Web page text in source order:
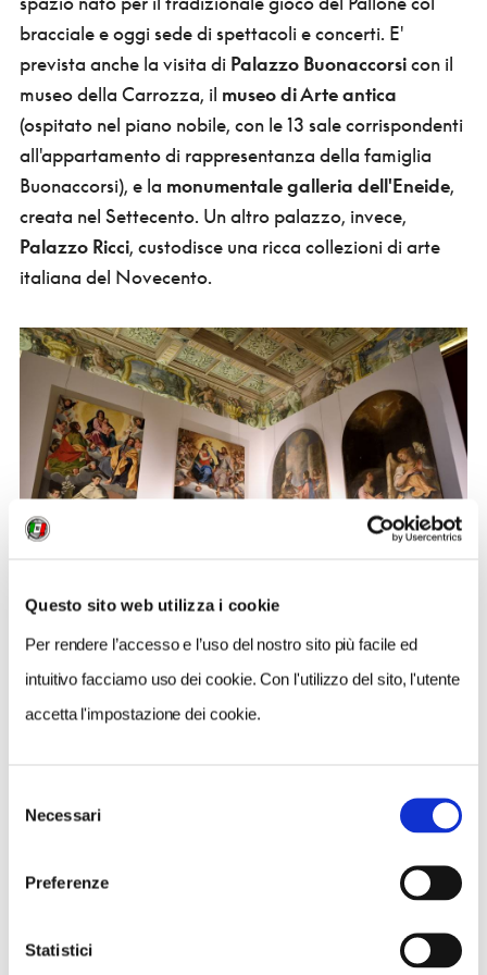
Questo sito web utilizza i cookie
Per rendere l’accesso e l’uso del nostro sito più facile ed
intuitivo facciamo uso dei cookie. Con l'utilizzo del sito, l'utente
accetta l'impostazione dei cookie.
delNecessari
Preferenze
Statistici
bracciale e oggi sede di spettacoli e concerti. E'
prevista anche la visita di Palazzo Buonaccorsicon il
museo della Carrozza, il museo di Arte antica
(ospitato nel piano nobile, con le 13 sale corrispondenti
all'appartamento di rappresentanza della famiglia
Buonaccorsi), e la monumentale galleria dell'Eneide,
creata nel Settecento. Un altro palazzo, invece,
Palazzo Ricci, custodisce una ricca collezioni di arte
italiana del Novecento.
Per tutta la giornata si svolgeranno in piazza "Terroir
Marche", manifestazione con degustazioni, laboratori,
mostre e dibattiti incentrati sui vini biologici delle
della tradizione e i vini doc dei colli maceratesi nei
Le visite guidate della Penisola del Tesoro a